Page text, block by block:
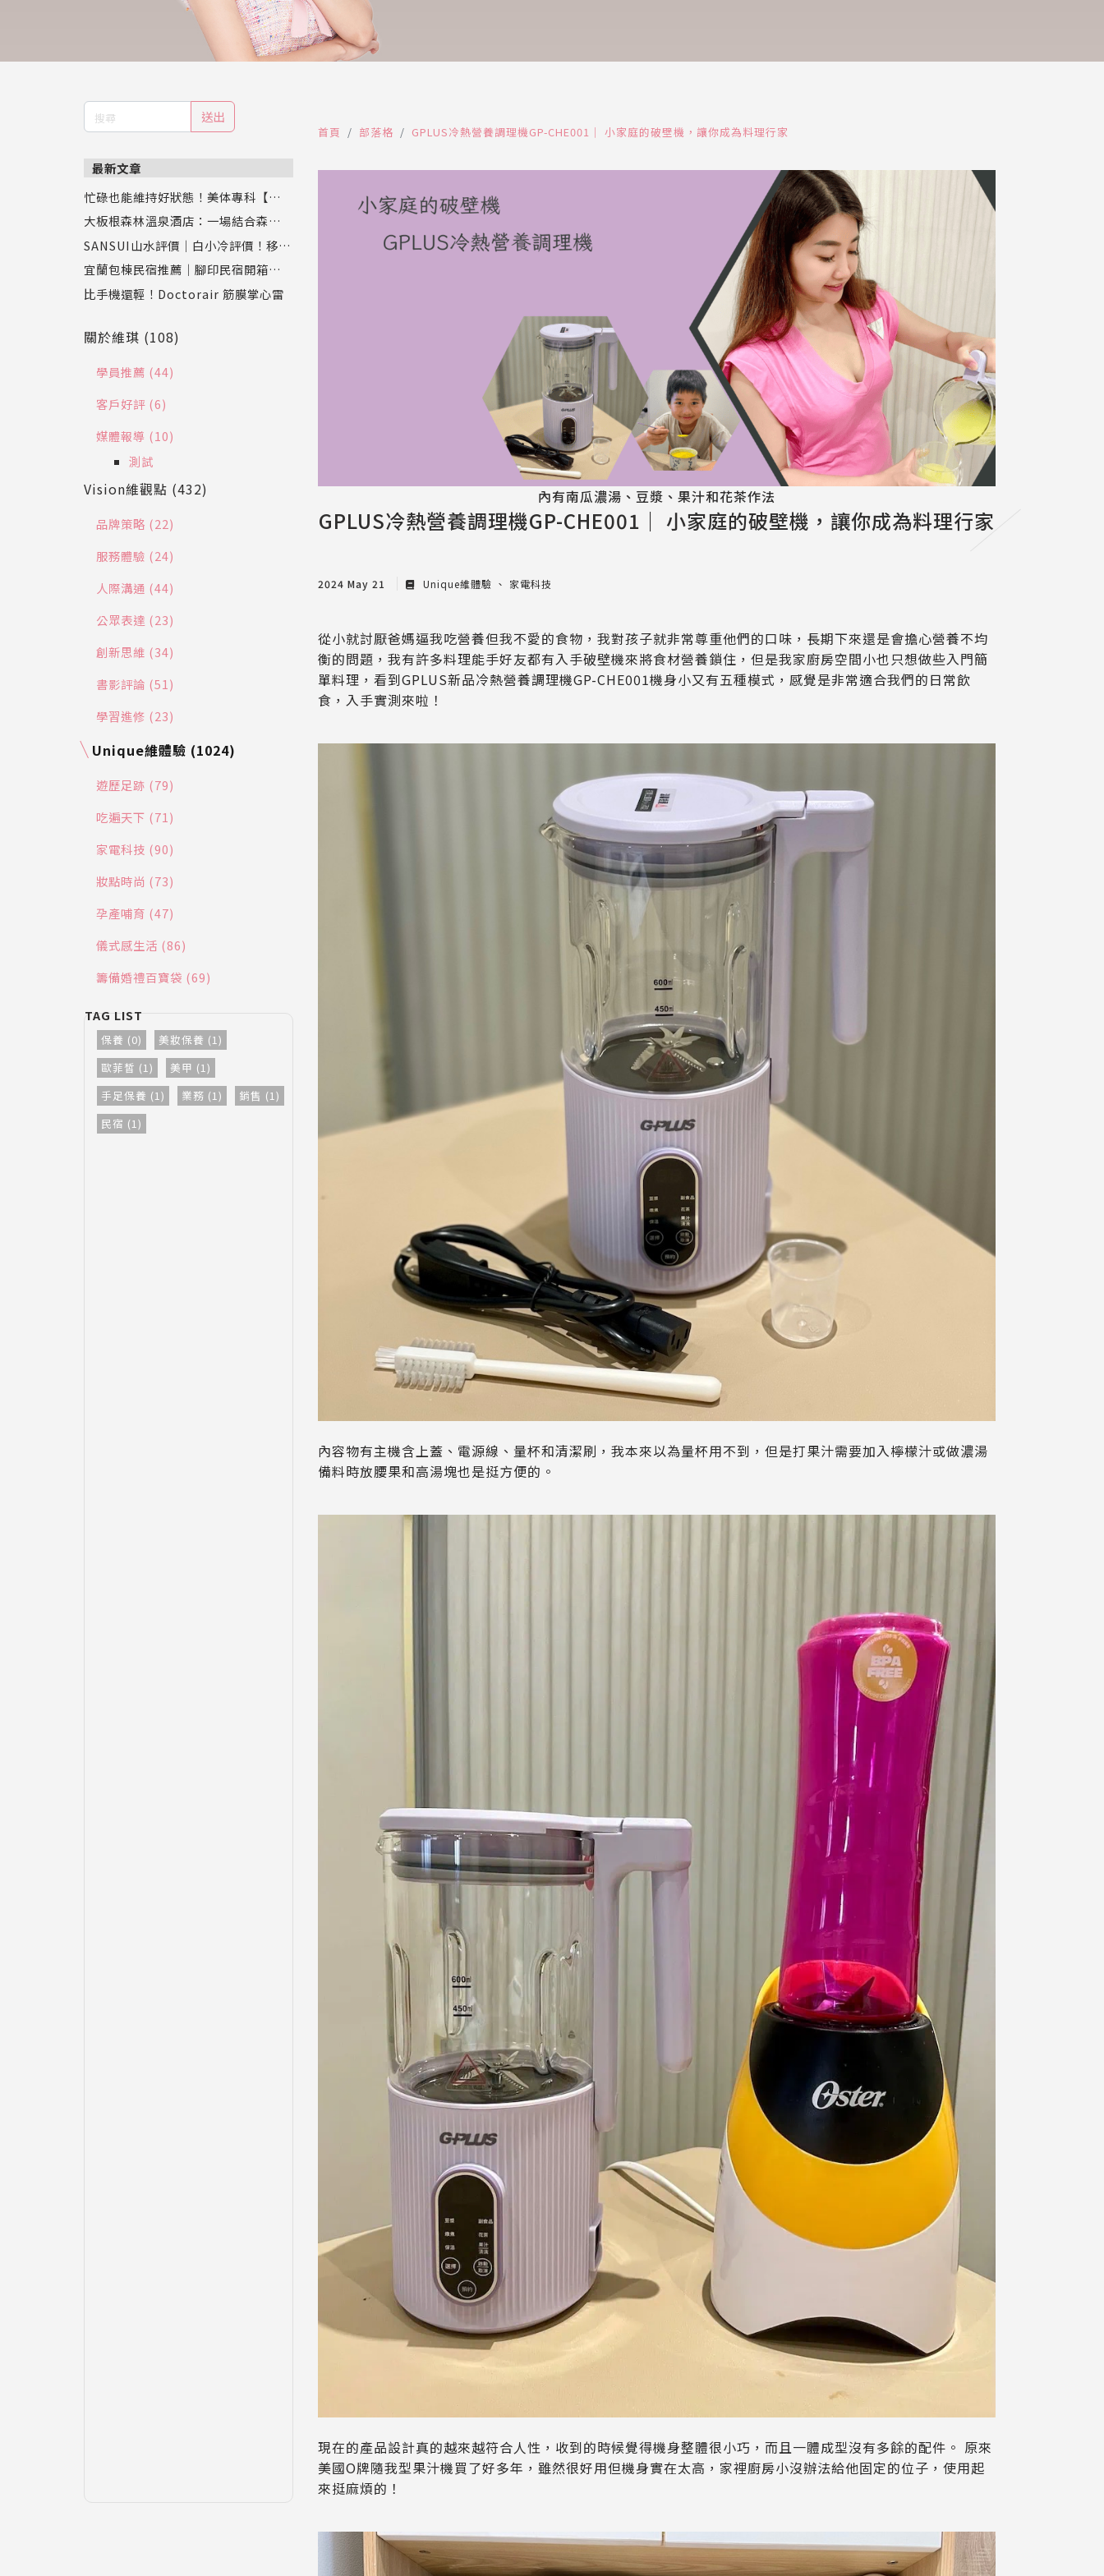
送出
最新文章
忙碌也能維持好狀態！美体專科【超眠
錠】評價：幫助入睡同時促進新陳代
謝，專業營養師推薦
大板根森林溫泉酒店：一場結合森林、
恐龍與溫泉的奇幻之旅
SANSUI山水評價｜白小冷評價！移動
式水冷扇實測，靜涼潤風循環水冷扇S
C-F9讓夏天舒服又省電
宜蘭包棟民宿推薦｜腳印民宿開箱：親
子、寵物、好友聚會都適合的壯圍新開
幕Villa
比手機還輕！Doctorair 筋膜掌心雷
關於維琪 (108)
學員推薦 (44)
客戶好評 (6)
媒體報導 (10)
測試
Vision維觀點 (432)
品牌策略 (22)
服務體驗 (24)
人際溝通 (44)
公眾表達 (23)
創新思維 (34)
書影評論 (51)
學習進修 (23)
Unique維體驗 (1024)
遊歷足跡 (79)
吃遍天下 (71)
家電科技 (90)
妝點時尚 (73)
孕產哺育 (47)
儀式感生活 (86)
籌備婚禮百寶袋 (69)
保養 (0)
美妝保養 (1)
歐菲皙 (1)
美甲 (1)
手足保養 (1)
業務 (1)
銷售 (1)
民宿 (1)
首頁 部落格 GPLUS冷熱營養調理機GP-CHE001｜ 小家庭的破壁機，讓你成為料理行家
內有南瓜濃湯、豆漿、果汁和花茶作法
GPLUS冷熱營養調理機GP-CHE001｜ 小家庭的破壁機，讓你成為料理行家
2024 May 21 Unique維體驗 家電科技
從小就討厭爸媽逼我吃營養但我不愛的食物，我對孩子就非常尊重他們的口味，長期下來還是會擔心營養不均
衡的問題，我有許多料理能手好友都有入手破壁機來將食材營養鎖住，但是我家廚房空間小也只想做些入門簡
單料理，看到GPLUS新品冷熱營養調理機GP-CHE001機身小又有五種模式，感覺是非常適合我們的日常飲
食，入手實測來啦！
內容物有主機含上蓋、電源線、量杯和清潔刷，我本來以為量杯用不到，但是打果汁需要加入檸檬汁或做濃湯
備料時放腰果和高湯塊也是挺方便的。
現在的產品設計真的越來越符合人性，收到的時候覺得機身整體很小巧，而且一體成型沒有多餘的配件。 原來
美國O牌隨我型果汁機買了好多年，雖然很好用但機身實在太高，家裡廚房小沒辦法給他固定的位子，使用起
來挺麻煩的！